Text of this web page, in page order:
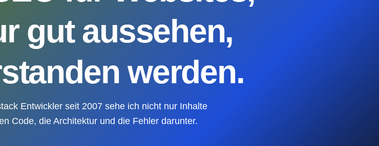
gut aussehen,
werden.
Entwickler seit 2007 sehe ich nicht nur Inhalte
Code, die Architektur und die Fehler darunter.